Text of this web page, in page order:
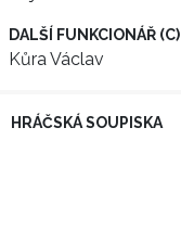
DALŠÍ FUNKCIONÁŘ (C)
Kůra Václav
HRÁČSKÁ SOUPISKA